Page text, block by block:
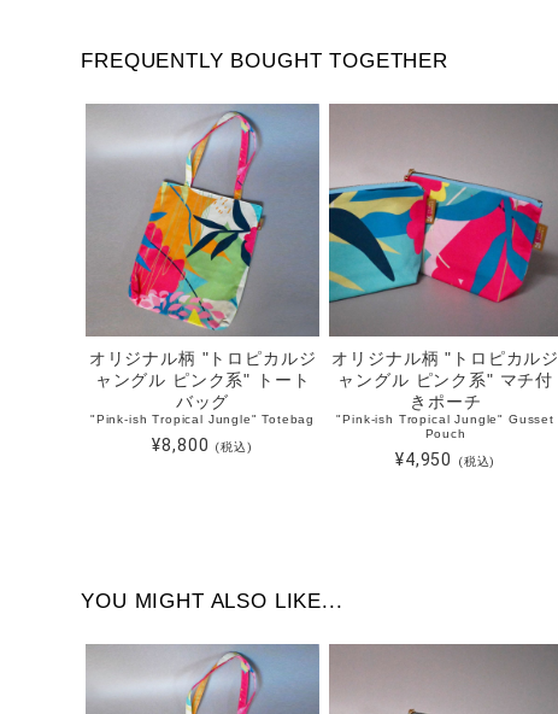
FREQUENTLY BOUGHT TOGETHER
オリジナル柄 "トロピカルジ
ャングル ピンク系" トート
バッグ
"Pink-ish Tropical Jungle" Totebag
¥8,800 (税込)
オリジナル柄 "トロピカルジ
ャングル ピンク系" マチ付
きポーチ
"Pink-ish Tropical Jungle" Gusset
Pouch
¥4,950 (税込)
YOU MIGHT ALSO LIKE...